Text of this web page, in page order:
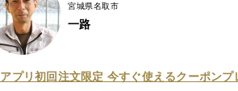
宮城県名取市
一路
アプリ初回注文限定 今すぐ使えるクーポンプ